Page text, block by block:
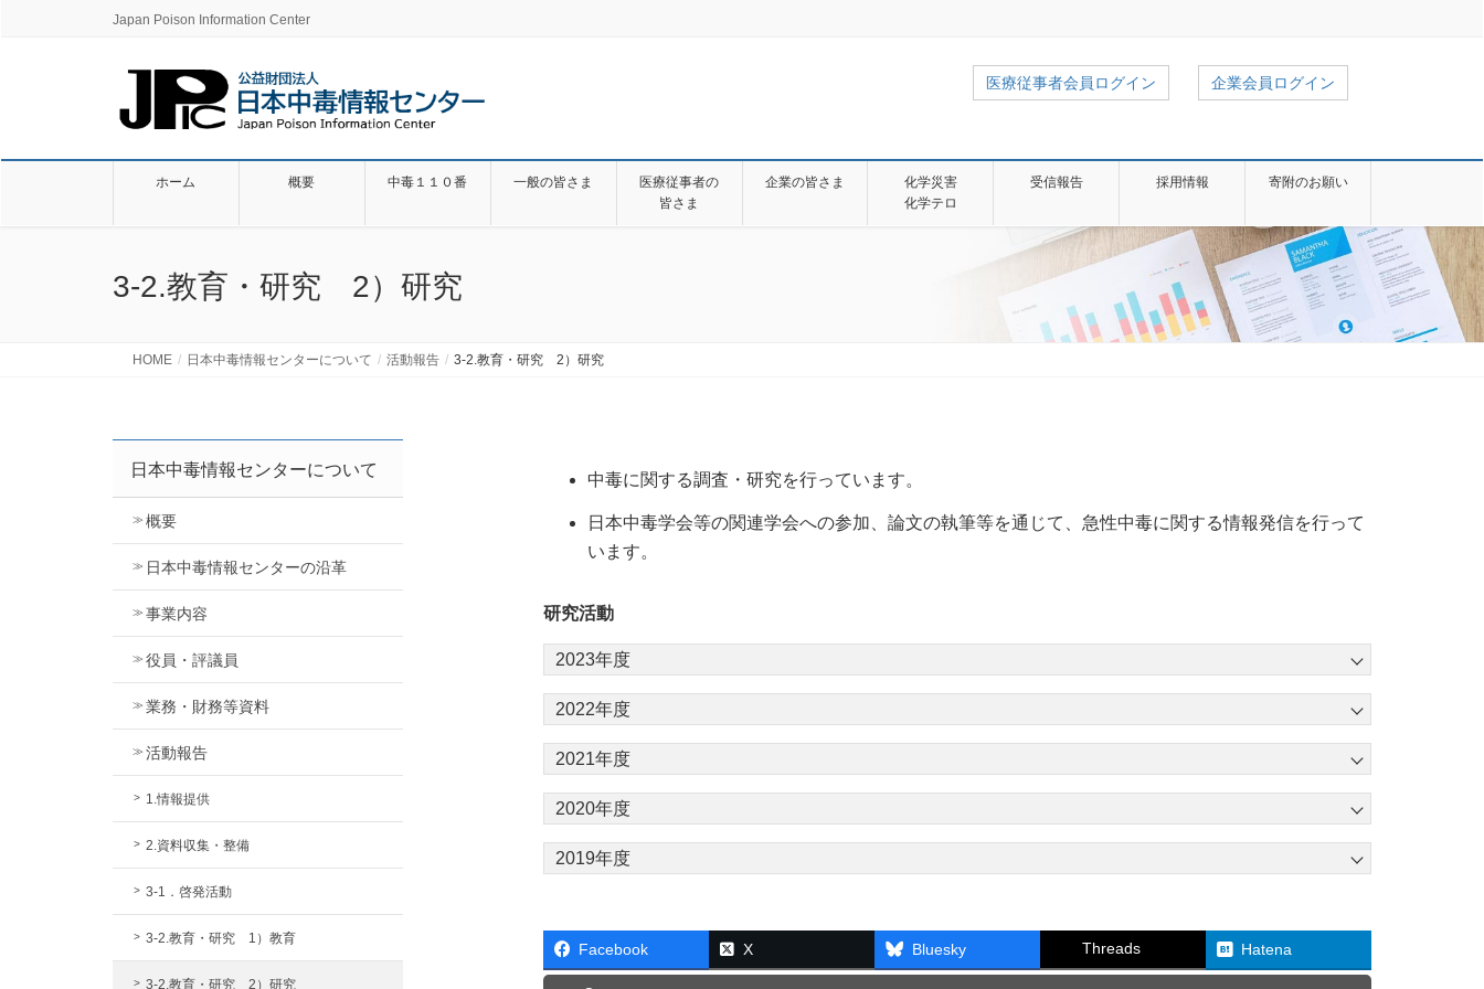
Japan Poison Information Center
医療従事者会員ログイン 企業会員ログイン
ホーム 概要 中毒１１０番 一般の皆さま
医療従事者の
皆さま
企業の皆さま
化学災害
化学テロ
受信報告 採用情報 寄附のお願い
3-2.教育・研究 2）研究
HOME 日本中毒情報センターについて 活動報告 3-2.教育・研究 2）研究
中毒に関する調査・研究を行っています。
日本中毒学会等の関連学会への参加、論文の執筆等を通じて、急性中毒に関する情報発信を行って
います。
研究活動
2023年度
2022年度
2021年度
2020年度
2019年度
Facebook X Bluesky Threads Hatena
日本中毒情報センターについて
概要
日本中毒情報センターの沿革
事業内容
役員・評議員
業務・財務等資料
活動報告
1.情報提供
2.資料収集・整備
3-1．啓発活動
3-2.教育・研究 1）教育
3-2.教育・研究 2）研究